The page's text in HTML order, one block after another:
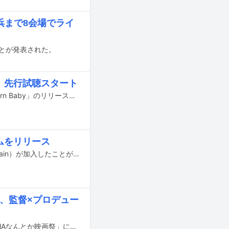
まで8会場でライ
発表された。
行試聴スタート
Hi-STANDARDが11月26日にリリースする新作ミニアルバム「Screaming Newborn Baby」のリリースを記念して、全国のCDショップ117店舗で収録曲「Our Song」の先行試聴がスタートした。
をリリース
Hi-STANDARDに新メンバーとしてZAX（Dr / The BONEZ、Pay money To my Pain）が加入したことがPIZZA OF DEATHでのYouTube生配信で発表された。
監督×プロデュー
9月26～28日に埼玉・RaiBoC Hallレイボックホールで開催される「第5回SAITAMAなんとか映画祭」にて、Pay money To my Painのドキュメンタリー映画「SUNRISE TO SUNSET」が上映されることが決定した。